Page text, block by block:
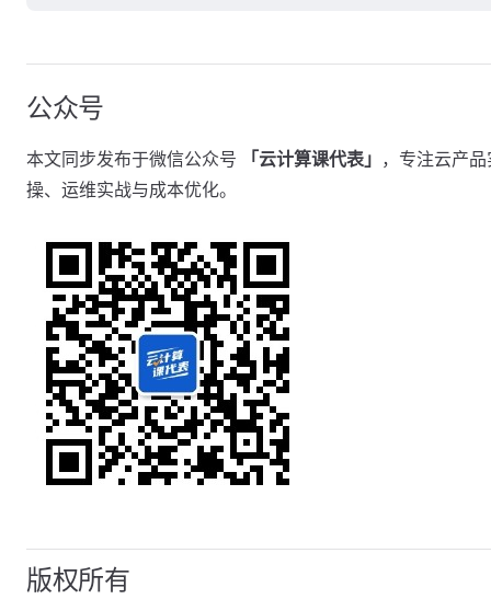
公众号
本文同步发布于微信公众号 「云计算课代表」 ，专注云产品
操、运维实战与成本优化。
版权所有